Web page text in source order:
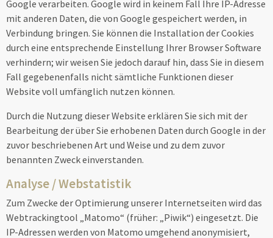
Google verarbeiten. Google wird in keinem Fall Ihre IP-Adresse
mit anderen Daten, die von Google gespeichert werden, in
Verbindung bringen. Sie können die Installation der Cookies
durch eine entsprechende Einstellung Ihrer Browser Software
verhindern; wir weisen Sie jedoch darauf hin, dass Sie in diesem
Fall gegebenenfalls nicht sämtliche Funktionen dieser
Website voll umfänglich nutzen können.
Durch die Nutzung dieser Website erklären Sie sich mit der
Bearbeitung der über Sie erhobenen Daten durch Google in der
zuvor beschriebenen Art und Weise und zu dem zuvor
benannten Zweck einverstanden.
Analyse / Webstatistik
Zum Zwecke der Optimierung unserer Internetseiten wird das
Webtrackingtool „Matomo“ (früher: „Piwik“) eingesetzt. Die
IP-Adressen werden von Matomo umgehend anonymisiert,